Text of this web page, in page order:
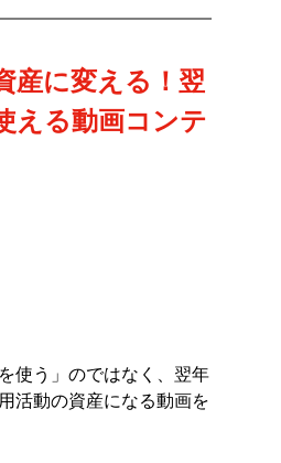
産に変える！翌
える動画コンテ
使う」のではなく、翌年
活動の資産になる動画を